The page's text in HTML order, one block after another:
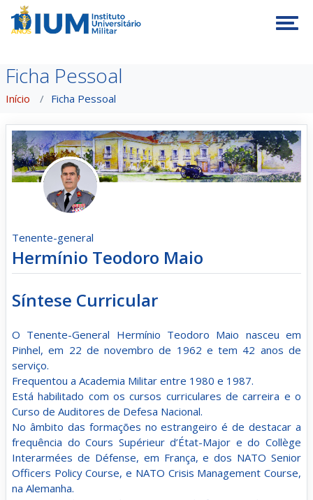
Ficha Pessoal
Início Ficha Pessoal
Tenente-general
Hermínio Teodoro Maio
Síntese Curricular
O Tenente-General Hermínio Teodoro Maio nasceu em
Pinhel, em 22 de novembro de 1962 e tem 42 anos de
serviço.
Frequentou a Academia Militar entre 1980 e 1987.
Está habilitado com os cursos curriculares de carreira e o
Curso de Auditores de Defesa Nacional.
No âmbito das formações no estrangeiro é de destacar a
frequência do Cours Supérieur d’État-Major e do Collège
Interarmées de Défense, em França, e dos NATO Senior
Officers Policy Course, e NATO Crisis Management Course,
na Alemanha.